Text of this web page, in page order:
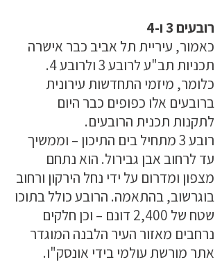
רובעים 3 ו-4
כאמור, עיריית תל אביב כבר אישרה
תכניות תב"ע לרובע 3 ולרובע 4.
כלומר, מיזמי התחדשות עירונית
ברובעים אלו כפופים כבר היום
לתקנות תכנית הרובעים.
רובע 3 מתחיל בים התיכון – וממשיך
עד לרחוב אבן גבירול. הוא נתחם
מצפון ומדרום על ידי נחל הירקון ורחוב
בוגרשוב, בהתאמה. הרובע כולל בתוכו
שטח של 2,400 דונם – וכן חלקים
נרחבים מאזור העיר הלבנה המוגדר
אתר מורשת עולמי בידי אונסק"ו.